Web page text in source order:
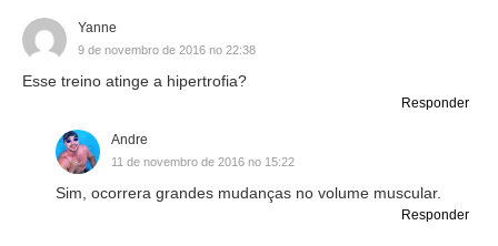
Yanne
9 de novembro de 2016 no 22:38
Esse treino atinge a hipertrofia?
Responder
Andre
11 de novembro de 2016 no 15:22
Sim, ocorrera grandes mudanças no volume muscular.
Responder